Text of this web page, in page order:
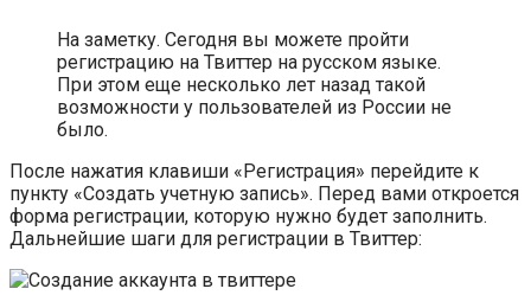
На заметку. Сегодня вы можете пройти
регистрацию на Твиттер на русском языке.
При этом еще несколько лет назад такой
возможности у пользователей из России не
было.
После нажатия клавиши «Регистрация» перейдите к
пункту «Создать учетную запись». Перед вами откроется
форма регистрации, которую нужно будет заполнить.
Дальнейшие шаги для регистрации в Твиттер: